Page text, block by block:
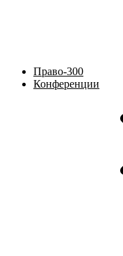
Право-300
Конференции